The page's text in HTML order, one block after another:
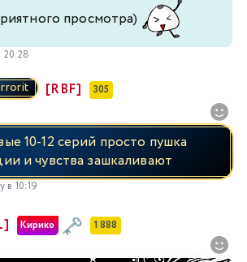
просмотра)
20:28
[RBF] 305
10-12 серий просто пушка
и чувства зашкаливают
в 10:19
Кирико 1 888